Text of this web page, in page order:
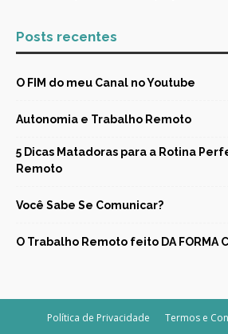
Posts recentes
O FIM do meu Canal no Youtube
Autonomia e Trabalho Remoto
5 Dicas Matadoras para a Rotina
Remoto
Você Sabe Se Comunicar?
O Trabalho Remoto feito DA FORMA
Política de Privacidade Termos e